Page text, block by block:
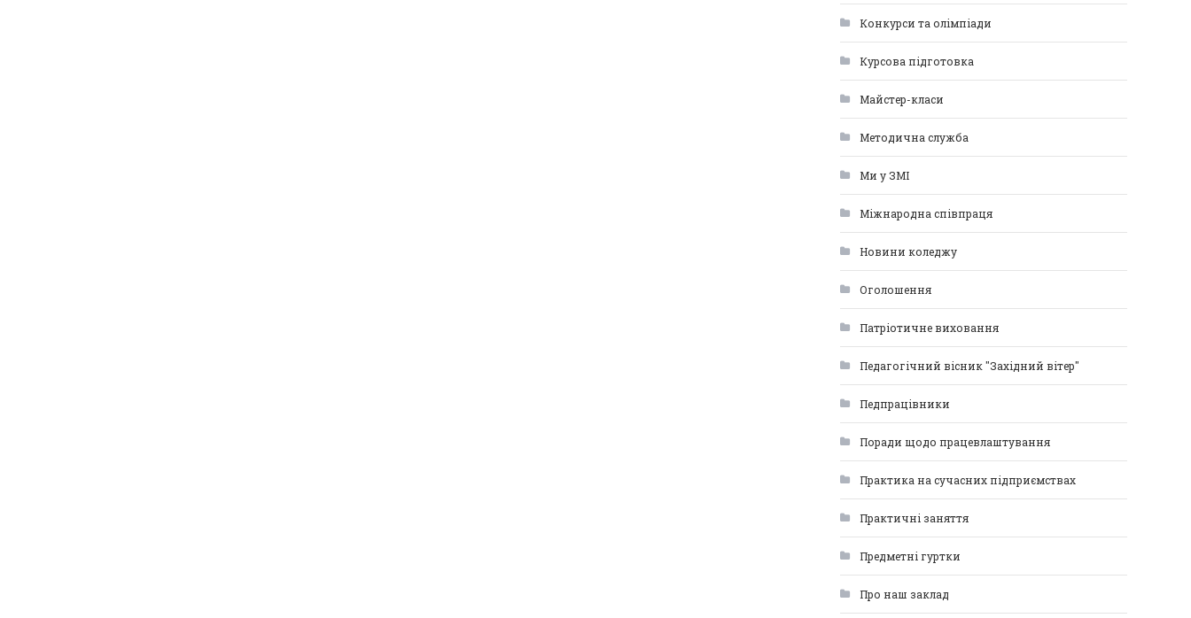
Конкурси та олімпіади
Курсова підготовка
Майстер-класи
Методична служба
Ми у ЗМІ
Міжнародна співпраця
Новини коледжу
Оголошення
Патріотичне виховання
Педагогічний вісник "Західний вітер"
Педпрацівники
Поради щодо працевлаштування
Практика на сучасних підприємствах
Практичні заняття
Предметні гуртки
Про наш заклад